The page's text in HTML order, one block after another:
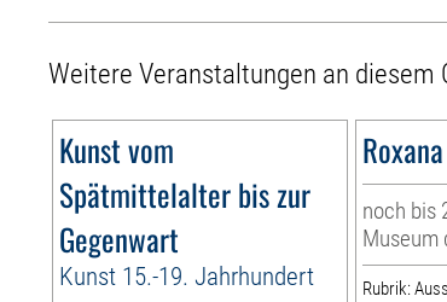
Weitere Veranstaltungen an diesem
Kunst vom
Spätmittelalter bis zur
Gegenwart
Kunst 15.-19. Jahrhundert
noch bis
Museum
Rubrik: